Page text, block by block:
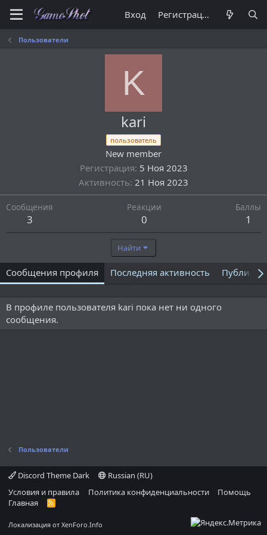
Вход Регистрация
Пользователи
K
kari
пользователь
New member
Регистрация 5 Ноя 2023
Активность 21 Ноя 2023
Сообщения
3
Реакции
0
Баллы
1
Найти
Сообщения профиля Последняя активность
В профиле пользователя kari пока нет ни одного
сообщения.
Пользователи
Discord Theme Dark
Russian (RU)
Условия и правила
Политика конфиденциальности
Помощь
Главная
R
Локализация от XenForo.Info